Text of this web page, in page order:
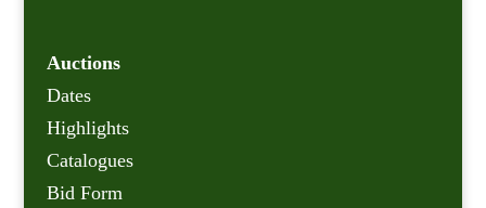
Auctions
Dates
Highlights
Catalogues
Bid Form